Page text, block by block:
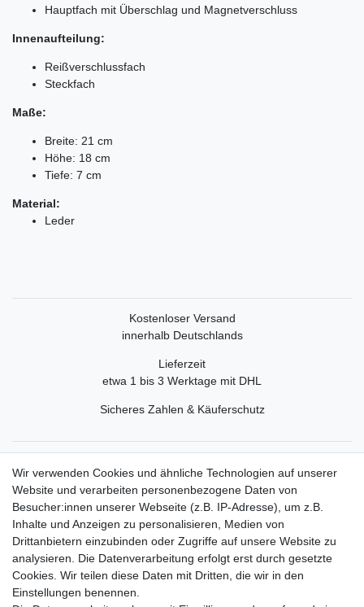
Hauptfach mit Überschlag und Magnetverschluss
Innenaufteilung:
Reißverschlussfach
Steckfach
Maße:
Breite: 21 cm
Höhe: 18 cm
Tiefe: 7 cm
Material:
Leder
Kostenloser Versand
innerhalb Deutschlands
Lieferzeit
etwa 1 bis 3 Werktage mit DHL
Sicheres Zahlen & Käuferschutz
Rechtliche Informationen
Widerrufsrecht
Widerrufsformular
Datenschutzerklärung
AGB
Wir verwenden Cookies und ähnliche Technologien auf unserer
Website und verarbeiten personenbezogene Daten von
Besucher:innen unserer Webseite (z.B. IP-Adresse), um z.B.
Inhalte und Anzeigen zu personalisieren, Medien von
Drittanbietern einzubinden oder Zugriffe auf unsere Website zu
analysieren. Die Datenverarbeitung erfolgt erst durch gesetzte
Cookies. Wir teilen diese Daten mit Dritten, die wir in den
Einstellungen benennen.